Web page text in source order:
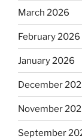
March 2026
February 2026
January 2026
December
November
September